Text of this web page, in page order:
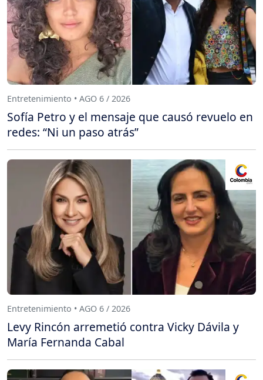
Entretenimiento • AGO 6 / 2026
Sofía Petro y el mensaje que causó revuelo en
redes: “Ni un paso atrás”
Entretenimiento • AGO 6 / 2026
Levy Rincón arremetió contra Vicky Dávila y
María Fernanda Cabal